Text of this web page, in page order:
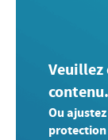
contenu.
Ou
protection